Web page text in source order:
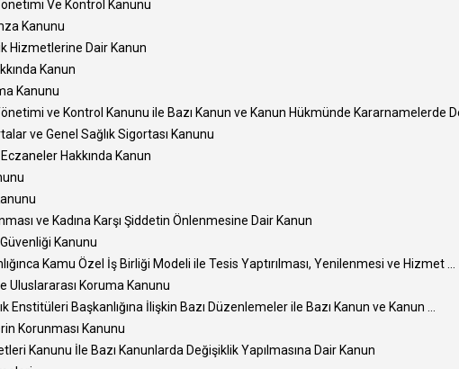
Ve Kontrol Kanunu
Kanunu
Hizmetlerine Dair Kanun
Kanun
Kanunu
ve Kontrol Kanunu ile Bazı Kanun ve Kanun Hükmünde Kararnamelerde
ve Genel Sağlık Sigortası Kanunu
Hakkında Kanun
ve Kadına Karşı Şiddetin Önlenmesine Dair Kanun
Güvenliği Kanunu
Kamu Özel İş Birliği Modeli ile Tesis Yaptırılması, Yenilenmesi ve Hizmet ...
Uluslararası Koruma Kanunu
Enstitüleri Başkanlığına İlişkin Bazı Düzenlemeler ile Bazı Kanun ve Kanun ...
Korunması Kanunu
Kanunu İle Bazı Kanunlarda Değişiklik Yapılmasına Dair Kanun